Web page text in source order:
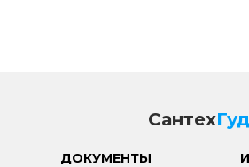
СантехГуд
ДОКУМЕНТЫ